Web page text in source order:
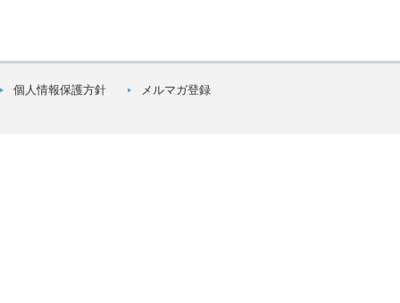
個人情報保護方針 メルマガ登録